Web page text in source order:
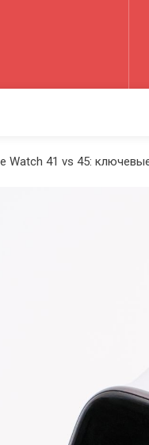
Watch 41 vs 45: